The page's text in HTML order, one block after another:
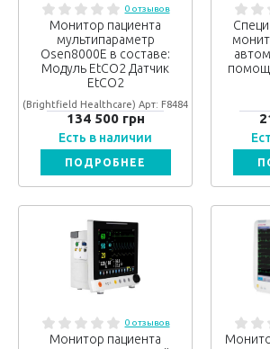
0 отзывов
Монитор пациента
мультипараметр
Osen8000Е в составе:
Модуль EtCO2 Датчик
EtCO2
(Brightfield Healthcare) Арт: F8484
134 500 грн
Есть в наличии
ПОДРОБНЕЕ
0 отзывов
Монитор пациента